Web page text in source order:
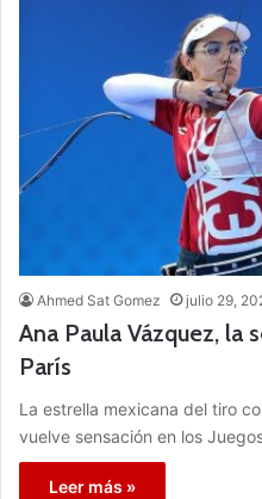
Ahmed Sat Gomez julio 29,
Ana Paula Vázquez, la
París
La estrella mexicana del tiro
vuelve sensación en los
Leer más »